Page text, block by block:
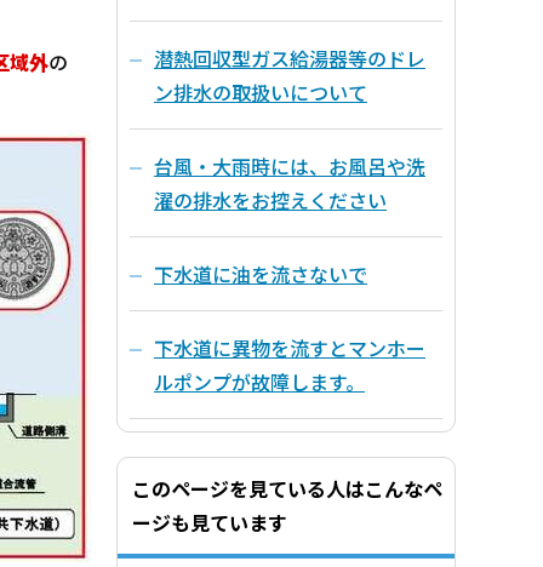
域外の
潜熱回収型ガス給湯器等のドレ
ン排水の取扱いについて
台風・大雨時には、お風呂や洗
濯の排水をお控えください
下水道に油を流さないで
下水道に異物を流すとマンホー
ルポンプが故障します。
このページを見ている人はこんなペ
ージも見ています